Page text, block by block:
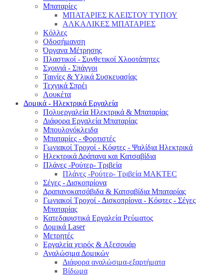
Μπαταρίες
ΜΠΑΤΑΡΙΕΣ ΚΛΕΙΣΤΟΥ ΤΥΠΟΥ
ΑΛΚΑΛΙΚΕΣ ΜΠΑΤΑΡΙΕΣ
Κόλλες
Οδοσήμανση
Όργανα Μέτρησης
Πλαστικοί - Συνθετικοί Χλοοτάπητες
Σχοινιά - Σπάγγοι
Ταινίες & Υλικά Συσκευασίας
Τεχνικά Σπρέι
Λουκέτα
Δομικά - Ηλεκτρικά Εργαλεία
Πολυεργαλεία Ηλεκτρικά & Μπαταρίας
Διάφορα Εργαλεία Μπαταρίας
Μπουλονόκλειδα
Μπαταρίες - Φορτιστές
Γωνιακοί Τροχοί - Κόφτες - Ψαλίδια Ηλεκτρικά
Ηλεκτρικά Δράπανα και Κατσαβίδια
Πλάνες -Ρούτερ- Τριβεία
Πλάνες -Ρούτερ- Τριβεία MAKTEC
Σέγες - Δισκοπρίονα
Δραπανοκατσάβιδα & Κατσαβίδια Μπαταρίας
Γωνιακοί Τροχοί - Δισκοπρίονα - Κόφτες - Σέγες
Μπαταρίας
Κατεδαφιστικά Εργαλεία Ρεύματος
Δομικά Laser
Μετρητές
Εργαλεία χειρός & Αξεσουάρ
Αναλώσιμα Δομικών
Διάφορα αναλώσιμα-εξαρτήματα
Βίδωμα